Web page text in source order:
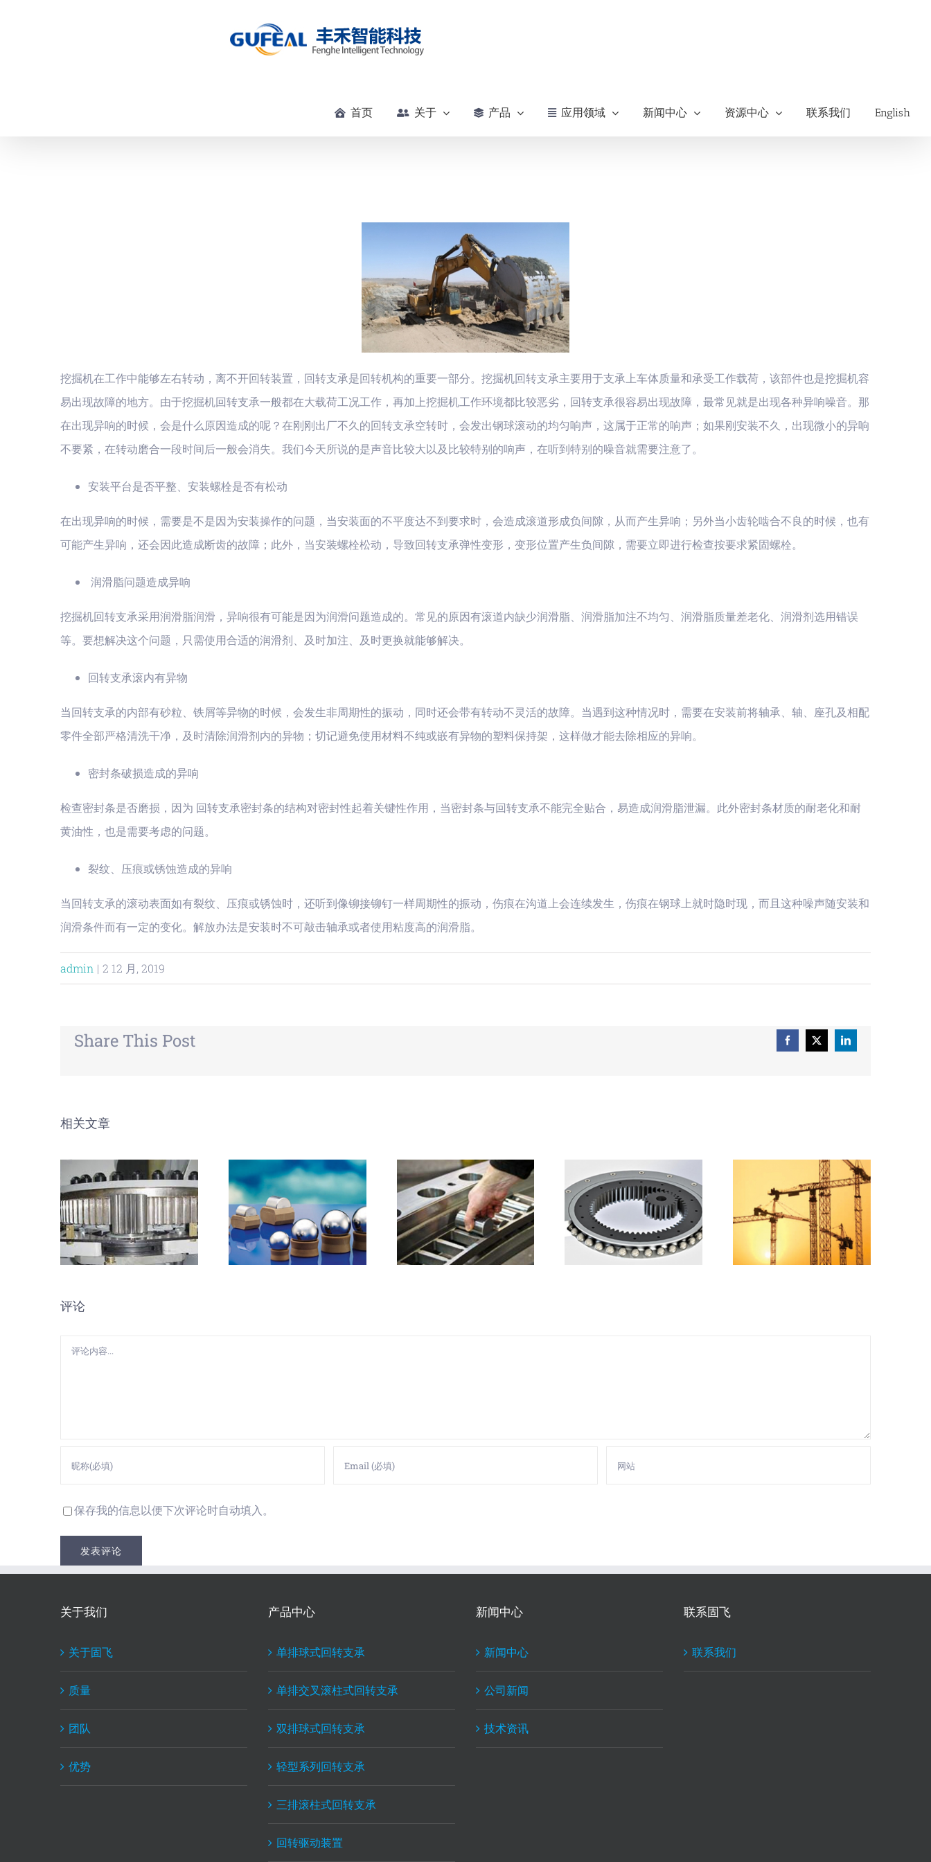
首页 关于 产品 应用领域 新闻中心 资源中心 联系我们 English
挖掘机在工作中能够左右转动，离不开回转装置，回转支承是回转机构的重要一部分。挖掘机回转支承主要用于支承上车体质量和承受工作载荷，该部件也是挖掘机容
易出现故障的地方。由于挖掘机回转支承一般都在大载荷工况工作，再加上挖掘机工作环境都比较恶劣，回转支承很容易出现故障，最常见就是出现各种异响噪音。那
在出现异响的时候，会是什么原因造成的呢？在刚刚出厂不久的回转支承空转时，会发出钢球滚动的均匀响声，这属于正常的响声；如果刚安装不久，出现微小的异响
不要紧，在转动磨合一段时间后一般会消失。我们今天所说的是声音比较大以及比较特别的响声，在听到特别的噪音就需要注意了。
安装平台是否平整、安装螺栓是否有松动
在出现异响的时候，需要是不是因为安装操作的问题，当安装面的不平度达不到要求时，会造成滚道形成负间隙，从而产生异响；另外当小齿轮啮合不良的时候，也有
可能产生异响，还会因此造成断齿的故障；此外，当安装螺栓松动，导致回转支承弹性变形，变形位置产生负间隙，需要立即进行检查按要求紧固螺栓。
润滑脂问题造成异响
挖掘机回转支承采用润滑脂润滑，异响很有可能是因为润滑问题造成的。常见的原因有滚道内缺少润滑脂、润滑脂加注不均匀、润滑脂质量差老化、润滑剂选用错误
等。要想解决这个问题，只需使用合适的润滑剂、及时加注、及时更换就能够解决。
回转支承滚内有异物
当回转支承的内部有砂粒、铁屑等异物的时候，会发生非周期性的振动，同时还会带有转动不灵活的故障。当遇到这种情况时，需要在安装前将轴承、轴、座孔及相配
零件全部严格清洗干净，及时清除润滑剂内的异物；切记避免使用材料不纯或嵌有异物的塑料保持架，这样做才能去除相应的异响。
密封条破损造成的异响
检查密封条是否磨损，因为 回转支承密封条的结构对密封性起着关键性作用，当密封条与回转支承不能完全贴合，易造成润滑脂泄漏。此外密封条材质的耐老化和耐
黄油性，也是需要考虑的问题。
裂纹、压痕或锈蚀造成的异响
当回转支承的滚动表面如有裂纹、压痕或锈蚀时，还听到像铆接铆钉一样周期性的振动，伤痕在沟道上会连续发生，伤痕在钢球上就时隐时现，而且这种噪声随安装和
润滑条件而有一定的变化。解放办法是安装时不可敲击轴承或者使用粘度高的润滑脂。
admin | 2 12 月, 2019
Share This Post Facebook
X LinkedIn
相关文章
评论
保存我的信息以便下次评论时自动填入。
关于我们
关于固飞
质量
团队
优势
产品中心
单排球式回转支承
单排交叉滚柱式回转支承
双排球式回转支承
轻型系列回转支承
三排滚柱式回转支承
回转驱动装置
新闻中心
新闻中心
公司新闻
技术资讯
联系固飞
联系我们